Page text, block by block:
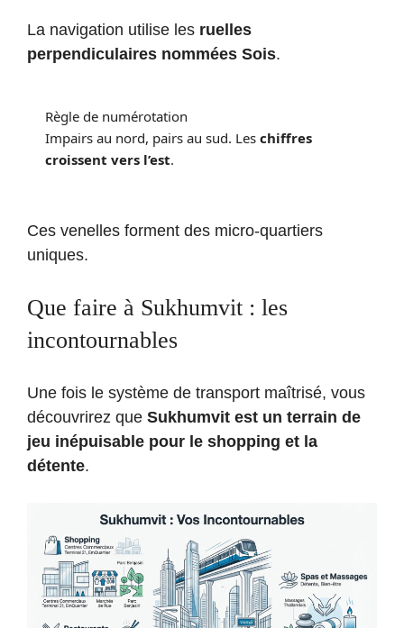
La navigation utilise les ruelles
perpendiculaires nommées Sois.
Règle de numérotation
Impairs au nord, pairs au sud. Les chiffres
croissent vers l’est.
Ces venelles forment des micro-quartiers
uniques.
Que faire à Sukhumvit : les
incontournables
Une fois le système de transport maîtrisé, vous
découvrirez que Sukhumvit est un terrain de
jeu inépuisable pour le shopping et la
détente.